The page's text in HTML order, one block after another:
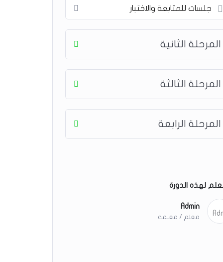
جلسات للمتابعة والاختبار
المرحلة الثانية
المرحلة الثالثة
المرحلة الرابعة
لهذه الدورة
Admin
معلم / معلمة